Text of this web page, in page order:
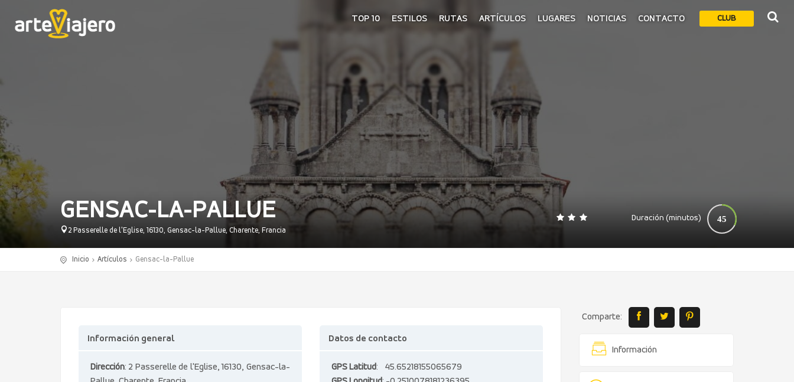
CLUB
TOP 10 ESTILOS RUTAS ARTÍCULOS LUGARES NOTICIAS CONTACTO
GENSAC-LA-PALLUE
2 Passerelle de l'Eglise, 16130, Gensac-la-Pallue, Charente, Francia
Duración (minutos) 45
0 140
Inicio Artículos Gensac-la-Pallue
Comparte:
Información
Información general
Dirección: 2 Passerelle de l'Eglise, 16130, Gensac-la-
Datos de contacto
GPS Latitud: 45.65218155065679